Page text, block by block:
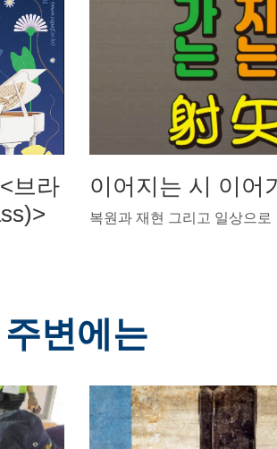
브라
이어지는 시 이어
복원과 재현 그리고 일상으로
주변에는